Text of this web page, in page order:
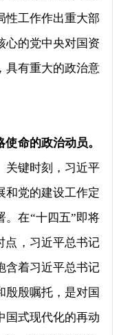
性工作作出重大部
心的党中央对国资
具有重大的政治意
命的政治动员。
关键时刻，习近平
和党的建设工作定
。在“十四五”即将
点，习近平总书记
含着习近平总书记
殷殷嘱托，是对国
国式现代化的再动